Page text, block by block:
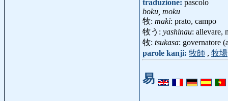
traduzione: pascolo
boku, moku
牧: maki: prato, campo
牧う: yashinau: allevare,
牧: tsukasa: governatore
parole kanji: 牧師 , 牧場
易